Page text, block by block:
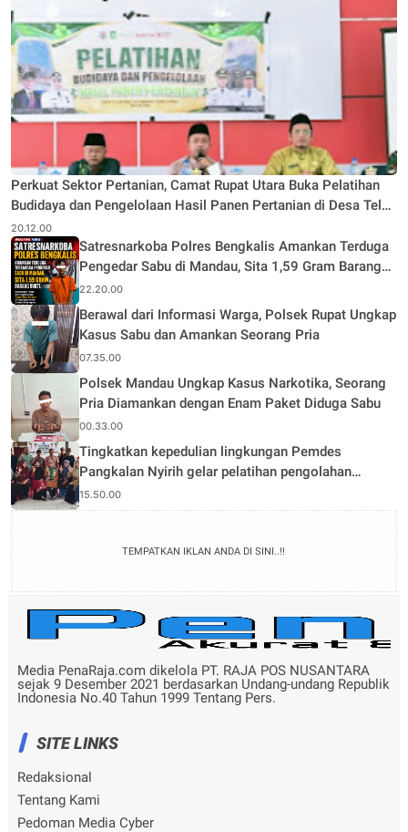
Perkuat Sektor Pertanian, Camat Rupat Utara Buka Pelatihan
Budidaya dan Pengelolaan Hasil Panen Pertanian di Desa Teluk
Rhu
20.12.00
Satresnarkoba Polres Bengkalis Amankan Terduga
Pengedar Sabu di Mandau, Sita 1,59 Gram Barang
Bukti
22.20.00
Berawal dari Informasi Warga, Polsek Rupat Ungkap
Kasus Sabu dan Amankan Seorang Pria
07.35.00
Polsek Mandau Ungkap Kasus Narkotika, Seorang
Pria Diamankan dengan Enam Paket Diduga Sabu
00.33.00
Tingkatkan kepedulian lingkungan Pemdes
Pangkalan Nyirih gelar pelatihan pengolahan
Limbah
15.50.00
TEMPATKAN IKLAN ANDA DI SINI..!!
Media PenaRaja.com dikelola PT. RAJA POS NUSANTARA
sejak 9 Desember 2021 berdasarkan Undang-undang Republik
Indonesia No.40 Tahun 1999 Tentang Pers.
SITE LINKS
Redaksional
Tentang Kami
Pedoman Media Cyber